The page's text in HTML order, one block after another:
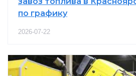
по графику
2026-07-22